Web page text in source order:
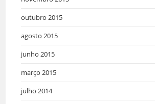
outubro 2015
agosto 2015
junho 2015
março 2015
julho 2014